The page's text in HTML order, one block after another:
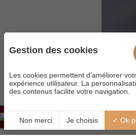
Visitez
Gestion des cookies
Les cookies permettent d’améliorer
expérience utilisateur. La
des contenus facilite votre navigation.
Non merci Je choisis Ok